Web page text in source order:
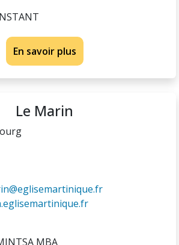
En savoir plus
Le Marin
MBA